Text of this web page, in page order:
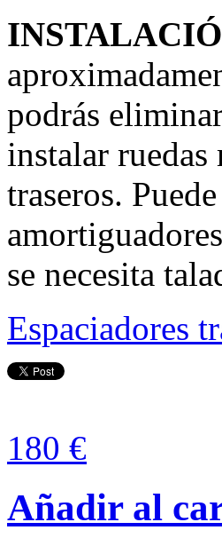
podrás
instalar ruedas
traseros.
se necesita
Espaciadores
180 €
Añadir al